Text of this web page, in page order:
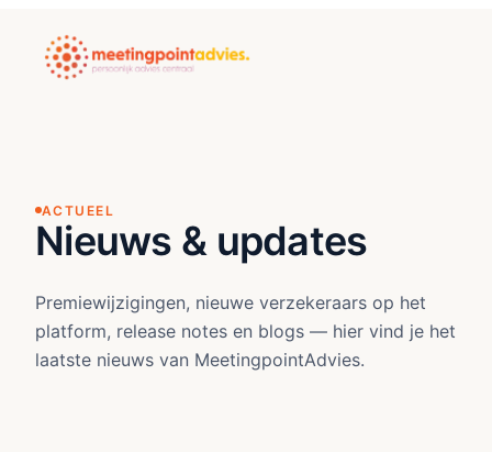
ACTUEEL
Nieuws & updates
Premiewijzigingen, nieuwe verzekeraars op het
platform, release notes en blogs — hier vind je het
laatste nieuws van MeetingpointAdvies.